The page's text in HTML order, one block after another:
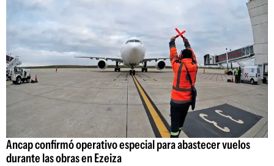
Ancap confirmó operativo especial para abastecer vuelos
durante las obras en Ezeiza